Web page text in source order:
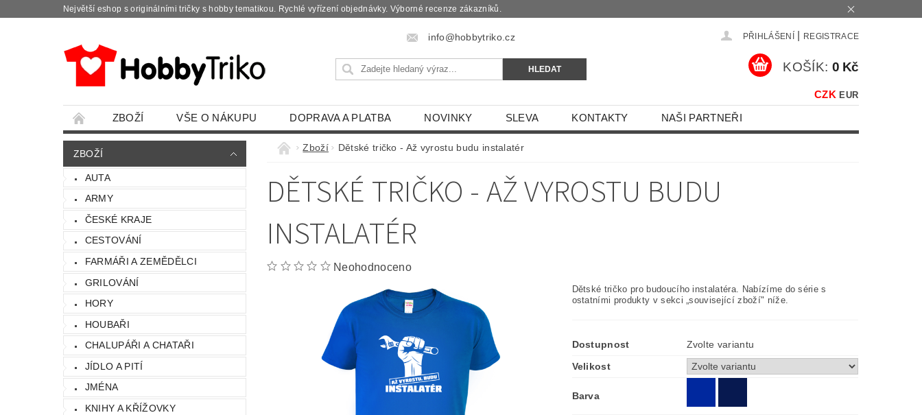
Největší eshop s originálními tričky s hobby tematikou. Rychlé vyřízení objednávky. Výborné recenze zákazníků.
info@hobbytriko.cz PŘIHLÁŠENÍ REGISTRACE
CZK EUR
KOŠÍK: 0 Kč
ZBOŽÍ VŠE O NÁKUPU DOPRAVA A PLATBA NOVINKY SLEVA KONTAKTY NAŠI PARTNEŘI
ZBOŽÍ
AUTA
ARMY
ČESKÉ KRAJE
CESTOVÁNÍ
FARMÁŘI A ZEMĚDĚLCI
GRILOVÁNÍ
HORY
HOUBAŘI
CHALUPÁŘI A CHATAŘI
JÍDLO A PITÍ
JMÉNA
KNIHY A KŘÍŽOVKY
Zboží Dětské tričko - Až vyrostu budu instalatér
DĚTSKÉ TRIČKO - AŽ VYROSTU BUDU
INSTALATÉR
Neohodnoceno
Dětské tričko pro budoucího instalatéra. Nabízíme do série s
ostatními produkty v sekci „související zboží" níže.
Dostupnost
Zvolte variantu
Velikost
Barva